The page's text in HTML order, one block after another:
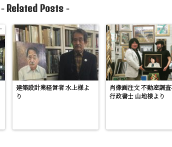
Related Posts-
建築設計業経営者 水上様よ
り
肖像画注文 不動産調
行政書士 山地様より